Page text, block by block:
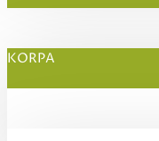
KORPA